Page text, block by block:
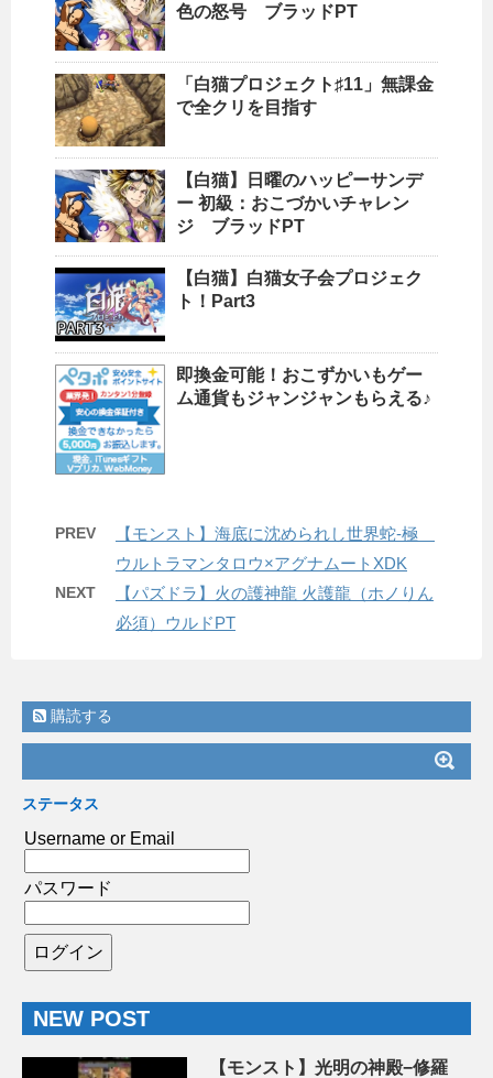
色の怒号 ブラッドPT
「白猫プロジェクト♯11」無課金
で全クリを目指す
【白猫】日曜のハッピーサンデ
ー 初級：おこづかいチャレン
ジ ブラッドPT
【白猫】白猫女子会プロジェク
ト！Part3
即換金可能！おこずかいもゲー
ム通貨もジャンジャンもらえる♪
PREV
【モンスト】海底に沈められし世界蛇-極
ウルトラマンタロウ×アグナムートXDK
NEXT
【パズドラ】火の護神龍 火護龍（ホノりん
必須）ウルドPT
購読する
ステータス
Username or Email
パスワード
NEW POST
【モンスト】光明の神殿−修羅